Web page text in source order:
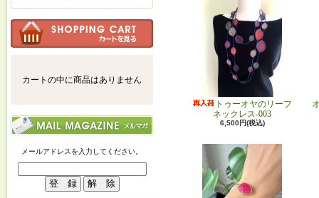
カートの中に商品はありません
メールアドレスを入力してください。
トゥーオヤのリーフ
ネックレス-003
6,500円(税込)